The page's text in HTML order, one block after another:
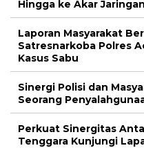
Hingga ke Akar Jaringan
Laporan Masyarakat
Satresnarkoba Polres
Kasus Sabu
Sinergi Polisi dan
Seorang
Perkuat Sinergitas
Tenggara Kunjungi